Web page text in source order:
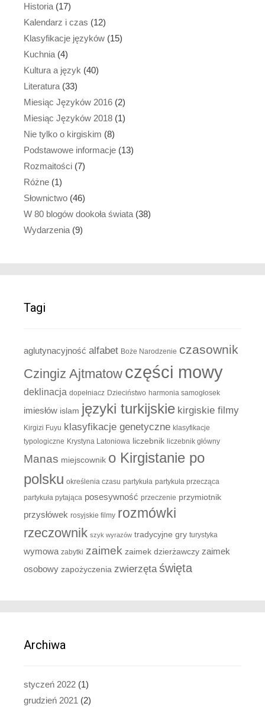
Historia (17)
Kalendarz i czas (12)
Klasyfikacje języków (15)
Kuchnia (4)
Kultura a język (40)
Literatura (33)
Miesiąc Języków 2016 (2)
Miesiąc Języków 2018 (1)
Nie tylko o kirgiskim (8)
Podstawowe informacje (13)
Rozmaitości (7)
Różne (1)
Słownictwo (46)
W 80 blogów dookoła świata (38)
Wydarzenia (9)
Tagi
aglutynacyjność alfabet Boże Narodzenie czasownik
Czingiz Ajtmatow części mowy
deklinacja dopełniacz Dzieciństwo harmonia samogłosek
imiesłów islam języki turkijskie kirgiskie filmy
Kirgizi Fuyu klasyfikacje genetyczne klasyfikacje
typologiczne Krystyna Latoniowa liczebnik liczebnik główny
Manas miejscownik o Kirgistanie po
polsku określenia czasu partykuła partykuła przecząca
partykuła pytająca posesywność przeczenie przymiotnik
przysłówek rosyjskie filmy rozmówki
rzeczownik szyk wyrazów tradycyjne gry turystyka
wymowa zabytki zaimek zaimek dzierżawczy zaimek
osobowy zapożyczenia zwierzęta święta
Archiwa
styczeń 2022 (1)
grudzień 2021 (2)